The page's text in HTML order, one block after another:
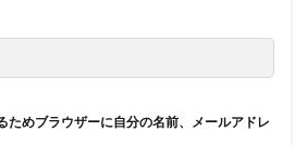
ためブラウザーに自分の名前、メールアドレ